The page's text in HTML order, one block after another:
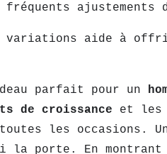
fréquents ajustements
variations aide à
parfait pour un
de croissance et les
les occasions.
la porte. En montrant